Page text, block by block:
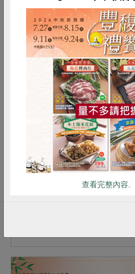
產者陸續寄送、無法指定到貨日
秋節饗宴‧月圓好禮
中秋佳節闔家團圓，怎能少了滿
合本土優質食材，精心製作 傳
食尚甜點， 不僅口感細緻美味
集結消費力量支持共同購買，
及環境的永續， 化成餐桌上守護
RPET 食譜
雞蛋 食安 共同購買
查看完整內容..